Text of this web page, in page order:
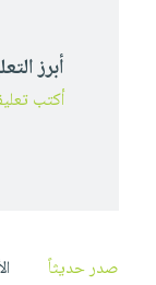
أبرز
أكتب
صدر حديثاً